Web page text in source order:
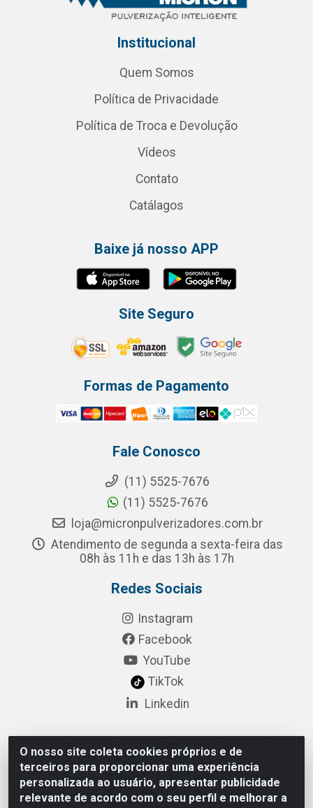
O nosso site coleta cookies próprios e de
terceiros para proporcionar uma experiência
personalizada ao usuário, apresentar publicidade
relevante de acordo com o seu perfil e melhorar a
Institucional
Quem Somos
Política de Privacidade
Política de Troca e Devolução
Vídeos
Contato
Catálagos
Baixe já nosso APP
Site Seguro
Formas de Pagamento
Fale Conosco
(11) 5525-7676
(11) 5525-7676
loja@micronpulverizadores.com.br
Atendimento de segunda a sexta-feira das
08h às 11h e das 13h às 17h
Redes Sociais
Instagram
Facebook
YouTube
TikTok
Linkedin
Pulsar Tecnologia Industria e Comercio LTDA - Rua
Lagrange, 132 - Socorro, São Paulo/SP - CEP 04.761-
050 - CNPJ 52.098.860/0001-03